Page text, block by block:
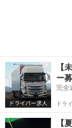
【
ー
完全
ドラ
【